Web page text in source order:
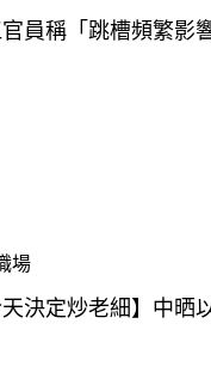
員稱「跳槽頻繁影
場
決定炒老細】中晒